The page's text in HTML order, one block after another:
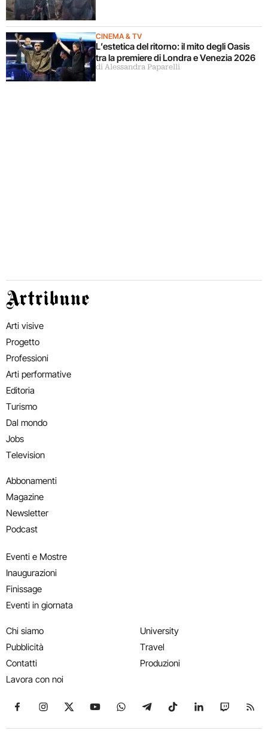
CINEMA & TV
L’estetica del ritorno: il mito degli Oasis
tra la premiere di Londra e Venezia 2026
di Alessandra Paparelli
Artribune
Arti visive
Progetto
Professioni
Arti performative
Editoria
Turismo
Dal mondo
Jobs
Television
Abbonamenti
Magazine
Newsletter
Podcast
Eventi e Mostre
Inaugurazioni
Finissage
Eventi in giornata
Chi siamo
Pubblicità
Contatti
Lavora con noi
University
Travel
Produzioni
Seguici su Facebook
Seguici su Instagram
Seguici su X
Seguici su YouTube
Seguici su WhatsApp
Seguici su Telegram
Seguici su TikTok
Seguici su
Seguici